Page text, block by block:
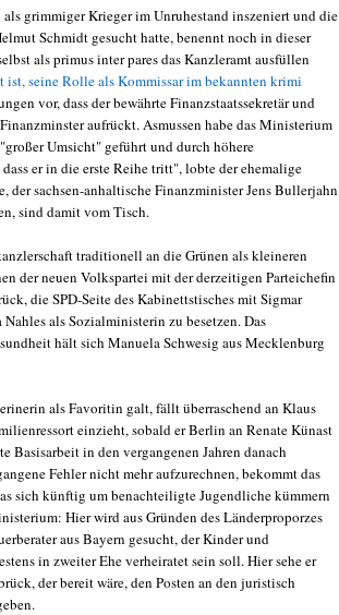
grimmiger Krieger im Unruhestand inszeniert und die
Schmidt gesucht hatte, benennt noch in dieser
als primus inter pares das Kanzleramt ausfüllen
seine Rolle als Kommissar im bekannten krimi
vor, dass der bewährte Finanzstaatssekretär und
aufrückt. Asmussen habe das Ministerium
Umsicht" geführt und durch höhere
er in die erste Reihe tritt", lobte der ehemalige
der sachsen-anhaltische Finanzminister Jens Bullerjahn
sind damit vom Tisch.
traditionell an die Grünen als kleineren
der neuen Volkspartei mit der derzeitigen Parteichefin
die SPD-Seite des Kabinettstisches mit Sigmar
als Sozialministerin zu besetzen. Das
hält sich Manuela Schwesig aus Mecklenburg
als Favoritin galt, fällt überraschend an Klaus
einzieht, sobald er Berlin an Renate Künast
Basisarbeit in den vergangenen Jahren danach
Fehler nicht mehr aufzurechnen, bekommt das
sich künftig um benachteiligte Jugendliche kümmern
Hier wird aus Gründen des Länderproporzes
aus Bayern gesucht, der Kinder und
in zweiter Ehe verheiratet sein soll. Hier sehe er
der bereit wäre, den Posten an den juristisch